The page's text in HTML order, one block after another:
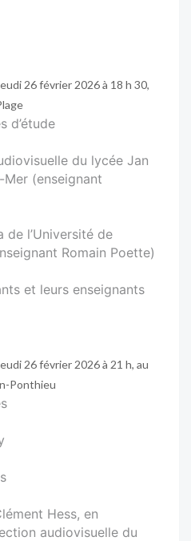
26 février 2026 à 18 h 30,
d’étude
du lycée Jan
(enseignant
de l’Université de
Romain Poette)
et leurs enseignants
26 février 2026 à 21 h, au
Ponthieu
Hess, en
audiovisuelle du